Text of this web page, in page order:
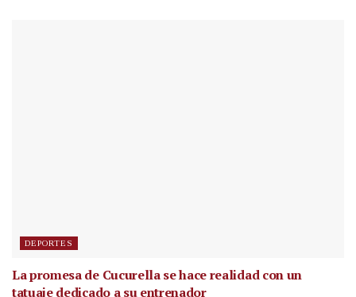
DEPORTES
La promesa de Cucurella se hace realidad con un
tatuaje dedicado a su entrenador